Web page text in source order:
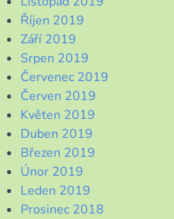
Říjen 2019
Září 2019
Srpen 2019
Červenec 2019
Červen 2019
Květen 2019
Duben 2019
Březen 2019
Únor 2019
Leden 2019
Prosinec 2018